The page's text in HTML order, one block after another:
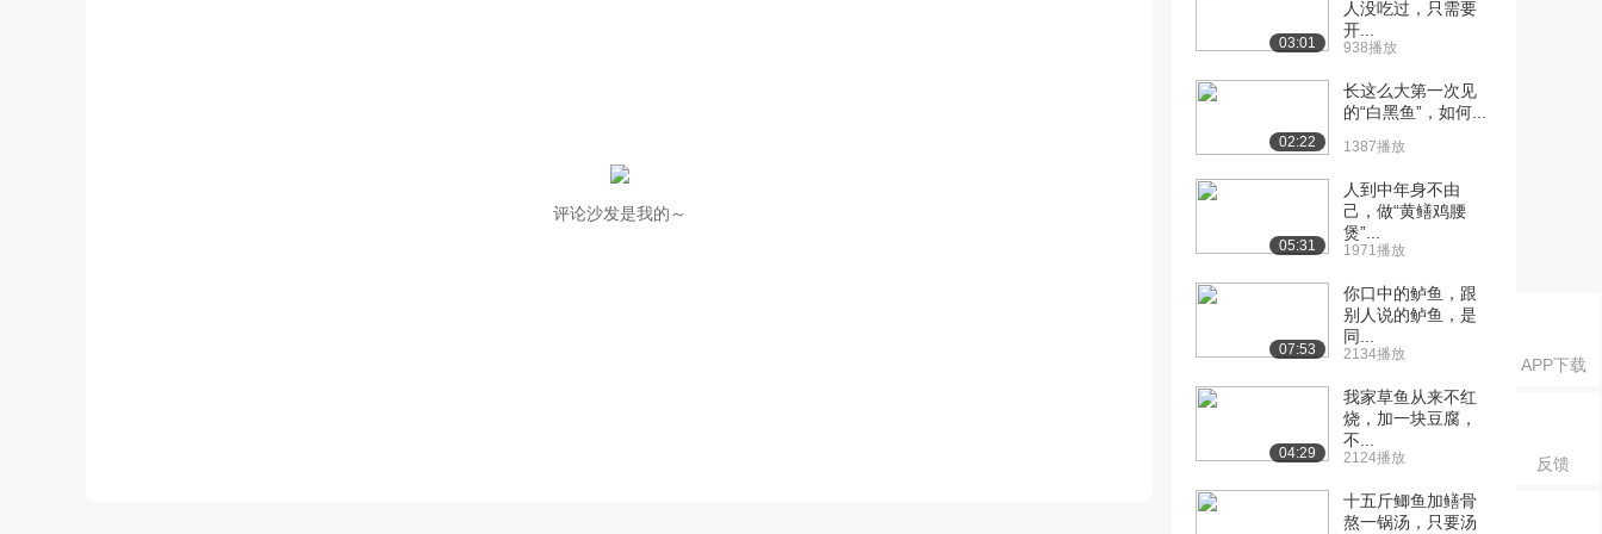
APP下载
反馈
评论沙发是我的～
03:01
人没吃过，只需要
开...
938播放
02:22
长这么大第一次见
的“白黑鱼”，如何...
1387播放
05:31
人到中年身不由
己，做“黄鳝鸡腰
煲”...
1971播放
07:53
你口中的鲈鱼，跟
别人说的鲈鱼，是
同...
2134播放
04:29
我家草鱼从来不红
烧，加一块豆腐，
不...
2124播放
十五斤鲫鱼加鳝骨
熬一锅汤，只要汤